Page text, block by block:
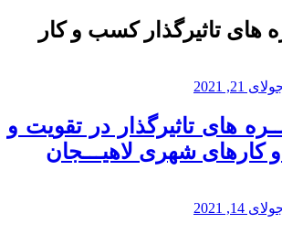
های تاثیرگذار کسب و کار
21, 2021
های تاثیرگذار در تقویت و
شهری لاهیـــجان
14, 2021